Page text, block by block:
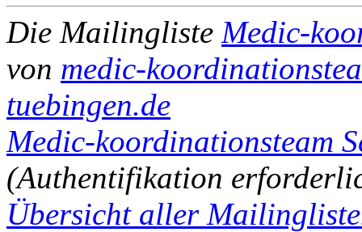
Die Mailingliste Medic-
von medic-
tuebingen.de
Medic-koordinationsteam
(Authentifikation
Übersicht aller